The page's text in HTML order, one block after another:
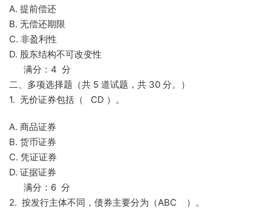
A. 提前偿还
B. 无偿还期限
C. 非盈利性
D. 股东结构不可改变性
满分：4 分
二、多项选择题（共 5 道试题，共 30 分。）
1. 无价证券包括（ CD ）。
A. 商品证券
B. 货币证券
C. 凭证证券
D. 证据证券
满分：6 分
2. 按发行主体不同，债券主要分为（ABC ）。